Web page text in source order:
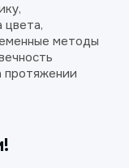
цвета,
методы
протяжении